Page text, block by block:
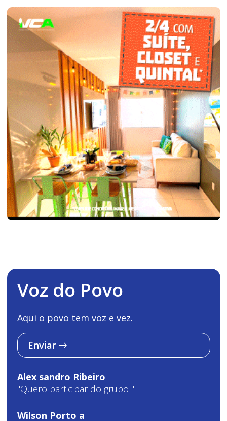
Voz do Povo
Aqui o povo tem voz e vez.
Enviar
Alex sandro Ribeiro
"Quero participar do grupo "
Wilson Porto a